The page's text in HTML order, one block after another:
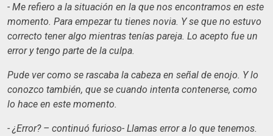
- Me refiero a la situación en la que nos encontramos en este
momento. Para empezar tu tienes novia. Y se que no estuvo
correcto tener algo mientras tenías pareja. Lo acepto fue un
error y tengo parte de la culpa.
Pude ver como se rascaba la cabeza en señal de enojo. Y lo
conozco también, que se cuando intenta contenerse, como
lo hace en este momento.
- ¿Error? – continuó furioso- Llamas error a lo que tenemos.